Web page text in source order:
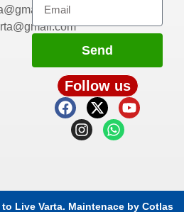
Send
Follow us
Live Varta. Maintenace by Cotlas